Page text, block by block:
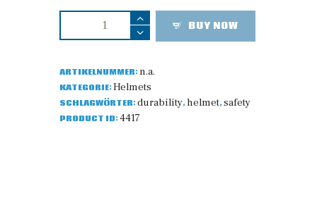
BUY NOW
ARTIKELNUMMER:n.a.
KATEGORIE:Helmets
SCHLAGWÖRTER:durability,helmet,safety
PRODUCT ID:4417